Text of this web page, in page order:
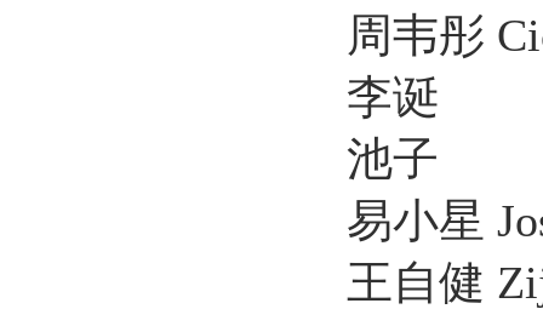
周韦彤 Cica
李诞
池子
易小星
王自健 Zijian